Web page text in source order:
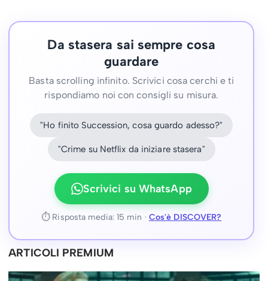
Da stasera sai sempre cosa
guardare
Basta scrolling infinito. Scrivici cosa cerchi e ti
rispondiamo noi con consigli su misura.
"Ho finito Succession, cosa guardo adesso?"
"Crime su Netflix da iniziare stasera"
Scrivici su WhatsApp
⏱ Risposta media: 15 min · Cos'è DISCOVER?
ARTICOLI PREMIUM